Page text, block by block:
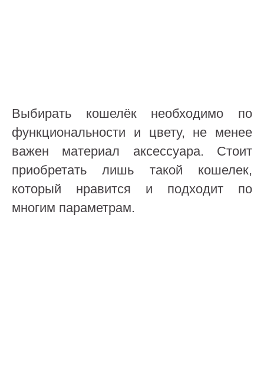
Выбирать кошелёк необходимо по
функциональности и цвету, не менее
важен материал аксессуара. Стоит
приобретать лишь такой кошелек,
который нравится и подходит по
многим параметрам.